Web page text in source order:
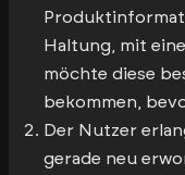
Haltung, mit
möchte diese
bekommen,
Der Nutzer
gerade neu